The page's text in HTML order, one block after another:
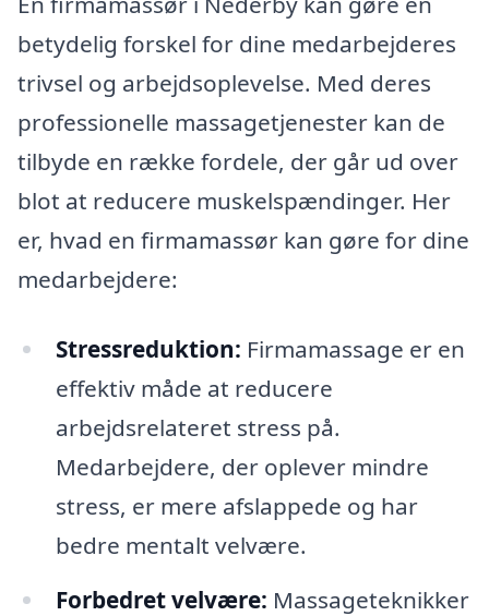
betydelig forskel for dine medarbejderes
trivsel og arbejdsoplevelse. Med deres
professionelle massagetjenester kan de
tilbyde en række fordele, der går ud over
blot at reducere muskelspændinger. Her
er, hvad en firmamassør kan gøre for dine
medarbejdere:
Stressreduktion: Firmamassage er en
effektiv måde at reducere
arbejdsrelateret stress på.
Medarbejdere, der oplever mindre
stress, er mere afslappede og har
bedre mentalt velvære.
Forbedret velvære: Massageteknikker